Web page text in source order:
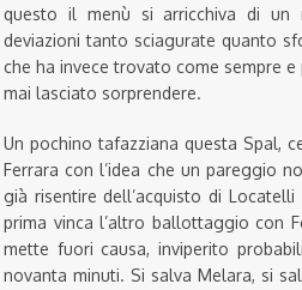
questo il menù si arricchiva di un
deviazioni tanto sciagurate quanto
che ha invece trovato come sempre
mai lasciato sorprendere.
Un pochino tafazziana questa Spal,
Ferrara con l’idea che un pareggio
già risentire dell’acquisto di
prima vinca l’altro ballottaggio con
mette fuori causa, inviperito
novanta minuti. Si salva Melara, si